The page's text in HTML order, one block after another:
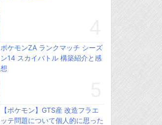
ポケモンZA ランクマッチ シーズ
ン14 スカイバトル 構築紹介と感
想
【ポケモン】GTS産 改造フラエ
ッテ問題について個人的に思った